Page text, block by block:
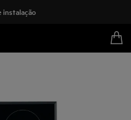
instalação